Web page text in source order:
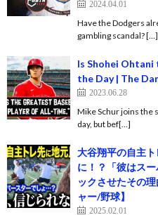
2024.04.01
Have the Dodgers
gambling scandal? […]
Is Shohei
the Day | The
2023.06.28
Mike Schur joins the
day, but bef[…]
大谷翔平の自主
に！？「彼はス
ックさせたその
ャー/野球】
2025.02.01